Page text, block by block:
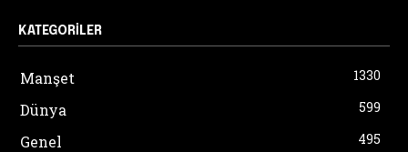
KATEGORILER
Manşet 1330
Dünya 599
Genel 495